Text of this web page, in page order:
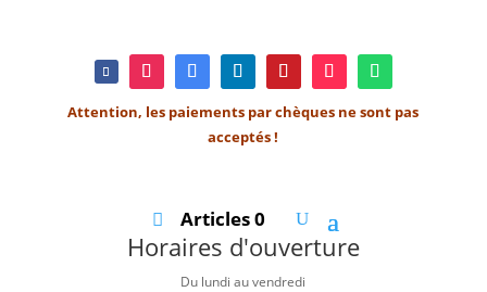
Attention, les paiements par chèques ne sont pas
acceptés !
Articles 0
Horaires d'ouverture
Du lundi au vendredi